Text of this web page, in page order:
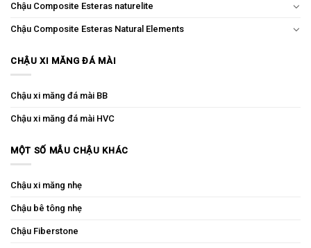
Chậu Composite Esteras naturelite
Chậu Composite Esteras Natural Elements
CHẬU XI MĂNG ĐÁ MÀI
Chậu xi măng đá mài BB
Chậu xi măng đá mài HVC
MỘT SỐ MẪU CHẬU KHÁC
Chậu xi măng nhẹ
Chậu bê tông nhẹ
Chậu Fiberstone